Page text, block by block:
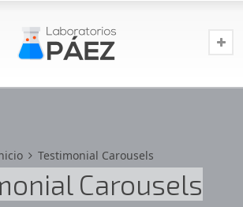
Testimonial Carousels
Carousels